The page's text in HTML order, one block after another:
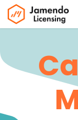
Se rendre au contenu